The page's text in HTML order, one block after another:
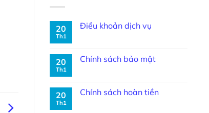
20
Th1
Điều khoản dịch vụ
20
Th1
Chính sách bảo mật
20
Th1
Chính sách hoàn tiền